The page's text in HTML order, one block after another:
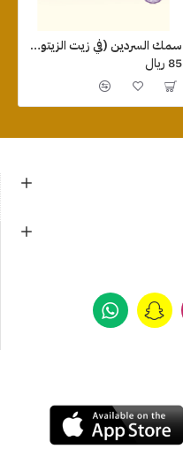
سمك السردين (في زيت الزيتون البكر العضوي الممتاز) 120 جرام
85 ريال